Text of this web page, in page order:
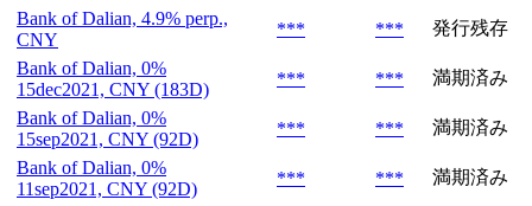
Bank of Dalian, 4.9% perp.,
CNY
*** ***
発行残存
Bank of Dalian, 0%
15dec2021, CNY (183D)
*** ***
満期済み
Bank of Dalian, 0%
15sep2021, CNY (92D)
*** ***
満期済み
Bank of Dalian, 0%
11sep2021, CNY (92D)
*** ***
満期済み